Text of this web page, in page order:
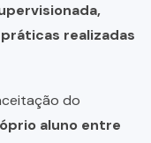
realizadas
do
aluno entre